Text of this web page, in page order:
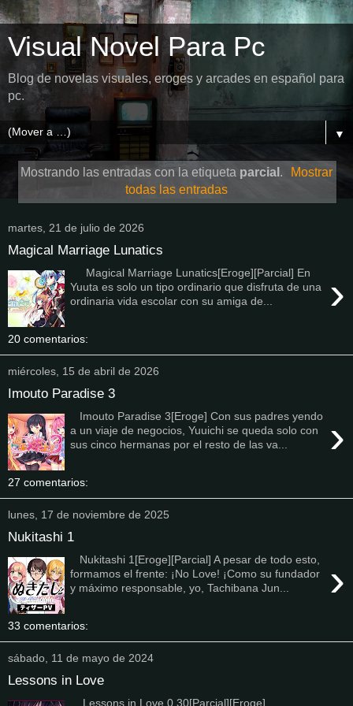
Visual Novel Para Pc
Blog de novelas visuales, eroges y arcades en español para
pc.
▼
Mostrando las entradas con la etiqueta parcial .
Mostrar
todas las entradas
martes, 21 de julio de 2026
Magical Marriage Lunatics
›
Magical Marriage Lunatics[Eroge][Parcial] En
Yuuta es solo un tipo ordinario que disfruta de una
ordinaria vida escolar con su amiga de...
20 comentarios:
miércoles, 15 de abril de 2026
Imouto Paradise 3
›
Imouto Paradise 3[Eroge] Con sus padres yendo
a un viaje de negocios, Yuuichi se queda solo con
sus cinco hermanas por el resto de las va...
27 comentarios:
lunes, 17 de noviembre de 2025
Nukitashi 1
›
Nukitashi 1[Eroge][Parcial] A pesar de todo esto,
formamos el frente: ¡No Love! ¡Como su fundador
y máximo responsable, yo, Tachibana Jun...
33 comentarios:
sábado, 11 de mayo de 2024
Lessons in Love
Lessons in Love 0.30[Parcial][Eroge]